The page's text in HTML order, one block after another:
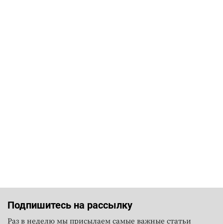
Подпишитесь на рассылку
Раз в неделю мы присылаем самые важные статьи